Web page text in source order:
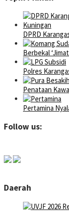
DPRD
Berbekal
Polres
Penataan
Pertamina
Follow us:
Daerah